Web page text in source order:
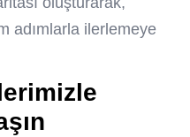
adımlarla ilerlemeye